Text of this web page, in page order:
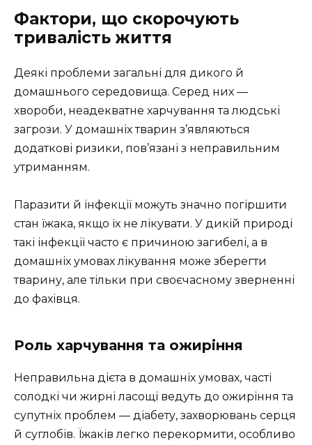
Фактори, що скорочують
тривалість життя
Деякі проблеми загальні для дикого й
домашнього середовища. Серед них —
хвороби, неадекватне харчування та людські
загрози. У домашніх тварин з’являються
додаткові ризики, пов’язані з неправильним
утриманням.
Паразити й інфекції можуть значно погіршити
стан їжака, якщо їх не лікувати. У дикій природі
такі інфекції часто є причиною загибелі, а в
домашніх умовах лікування може зберегти
тварину, але тільки при своєчасному зверненні
до фахівця.
Роль харчування та ожиріння
Неправильна дієта в домашніх умовах, часті
солодкі чи жирні ласощі ведуть до ожиріння та
супутніх проблем — діабету, захворювань серця
й суглобів. Їжаків легко перекормити, особливо